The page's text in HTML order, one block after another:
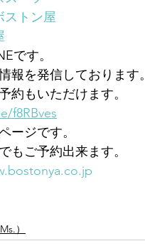
ストン屋
です。
報を発信しております。
約もいただけます。
f8RBves
ージです。
もご予約出来ます。
）